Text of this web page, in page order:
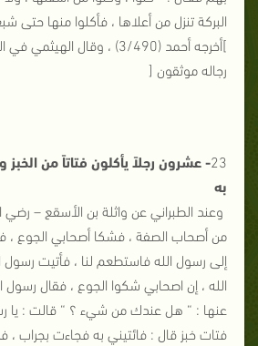
البركة تنزل من أعلاها ، فأكلوا منها حتى
رجاله موثقون [
23- عشرون رجلاً يأكلون فتاتاً من
به
وعند الطبراني عن واثلة بن الأسقع –
من أصحاب الصفة ، فشكا أصحابي الجوع ،
إلى رسول الله فاستطعم لنا ، فأتيت
الله ، إن اصحابي شكوا الجوع ، فقال رسول
عنها : “ هل عندك من شيء ؟ “ قالت : يا
فتات خبز قال : فائتيني به فجاءت بجراب